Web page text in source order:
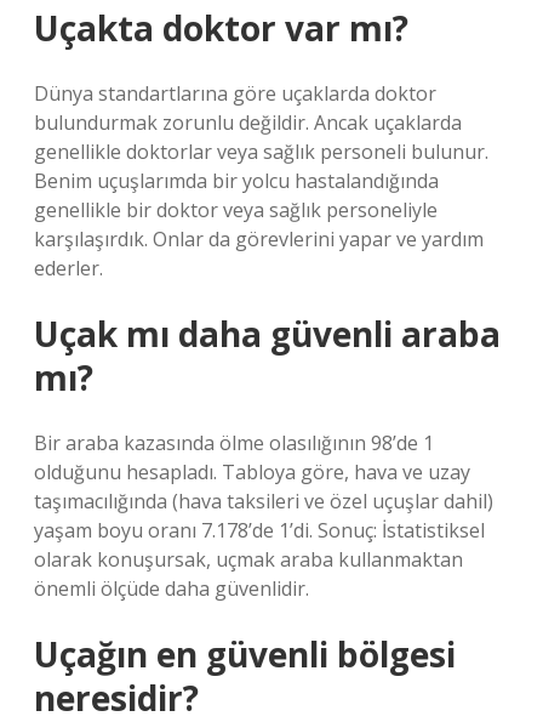
Uçakta doktor var mı?
Dünya standartlarına göre uçaklarda doktor
bulundurmak zorunlu değildir. Ancak uçaklarda
genellikle doktorlar veya sağlık personeli bulunur.
Benim uçuşlarımda bir yolcu hastalandığında
genellikle bir doktor veya sağlık personeliyle
karşılaşırdık. Onlar da görevlerini yapar ve yardım
ederler.
Uçak mı daha güvenli araba
mı?
Bir araba kazasında ölme olasılığının 98’de 1
olduğunu hesapladı. Tabloya göre, hava ve uzay
taşımacılığında (hava taksileri ve özel uçuşlar dahil)
yaşam boyu oranı 7.178’de 1’di. Sonuç: İstatistiksel
olarak konuşursak, uçmak araba kullanmaktan
önemli ölçüde daha güvenlidir.
Uçağın en güvenli bölgesi
neresidir?